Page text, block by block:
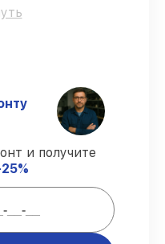
использование
планшета
с
– предоставляем
восстановления.
и получите